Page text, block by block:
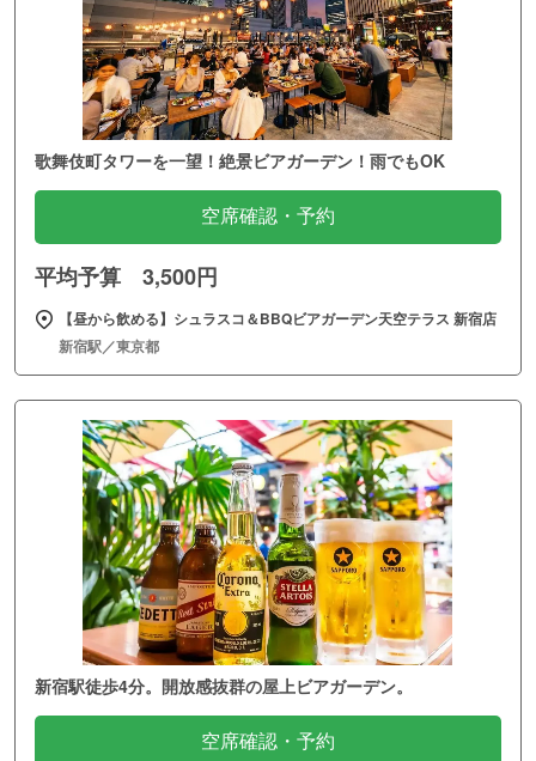
歌舞伎町タワーを一望！絶景ビアガーデン！雨でもOK
空席確認・予約
平均予算 3,500円
【昼から飲める】シュラスコ＆BBQビアガーデン天空テラス 新宿店
新宿駅／東京都
新宿駅徒歩4分。開放感抜群の屋上ビアガーデン。
空席確認・予約